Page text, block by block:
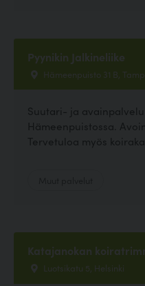
Pyynikin Jalkineliike
Hämeenpuisto 31 B,
Suutari- ja avainpalvelu
Hämeenpuistossa.
Tervetuloa myös
Katajanokan
Luotsikatu 5, Helsinki